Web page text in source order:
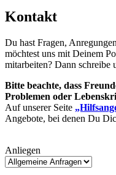
Kontakt
Du hast Fragen,
möchtest uns mit Deinem
mitarbeiten? Dann schreibe
Bitte beachte, dass
Problemen oder
Auf unserer Seite
Angebote, bei denen Du
lasse
dieses
Anliegen